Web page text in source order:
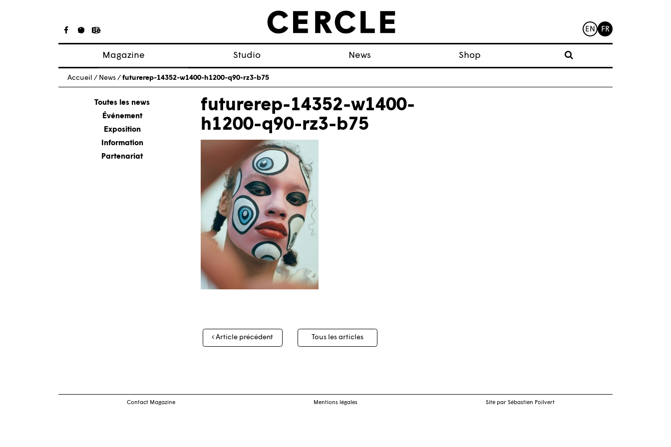
EN FR
Magazine
Articles
À propos
Numéros
Studio News Shop
Accueil / News / futurerep-14352-w1400-h1200-q90-rz3-b75
Toutes les news
Événement
Exposition
Information
Partenariat
futurerep-14352-w1400-
h1200-q90-rz3-b75
Navigation
des
Article précédent Tous les articles
Contact Magazine Mentions légales Site par Sébastien Poilvert